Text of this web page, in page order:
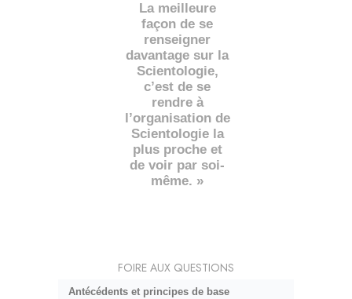
La meilleure
façon de se
renseigner
davantage sur la
Scientologie,
c’est de se
rendre à
l’organisation de
Scientologie la
plus proche et
de voir par soi-
même. »
FOIRE AUX QUESTIONS
Antécédents et principes de base